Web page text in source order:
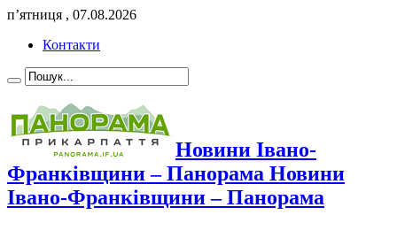
п’ятниця , 07.08.2026
Контакти
Новини Івано-
Франківщини – Панорама Новини
Івано-Франківщини – Панорама